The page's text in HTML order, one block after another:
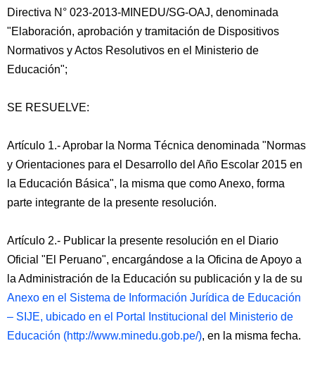
Directiva N° 023-2013-MINEDU/SG-OAJ, denominada
"Elaboración, aprobación y tramitación de Dispositivos
Normativos y Actos Resolutivos en el Ministerio de
Educación";
SE RESUELVE:
Artículo 1.- Aprobar la Norma Técnica denominada "Normas
y Orientaciones para el Desarrollo del Año Escolar 2015 en
la Educación Básica", la misma que como Anexo, forma
parte integrante de la presente resolución.
Artículo 2.- Publicar la presente resolución en el Diario
Oficial "El Peruano", encargándose a la Oficina de Apoyo a
la Administración de la Educación su publicación y la de su
Anexo en el Sistema de Información Jurídica de Educación
– SIJE, ubicado en el Portal Institucional del Ministerio de
Educación (http://www.minedu.gob.pe/), en la misma fecha.